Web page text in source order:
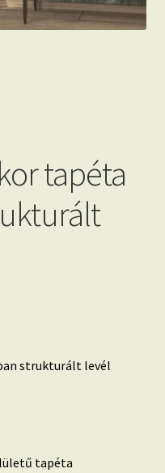
tapéta
strukturált levél
tapéta